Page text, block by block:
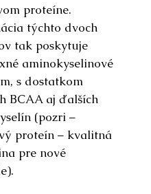
proteíne.
týchto dvoch
tak poskytuje
aminokyselinové
s dostatkom
BCAA aj ďalších
(pozri –
proteín – kvalitná
pre nové